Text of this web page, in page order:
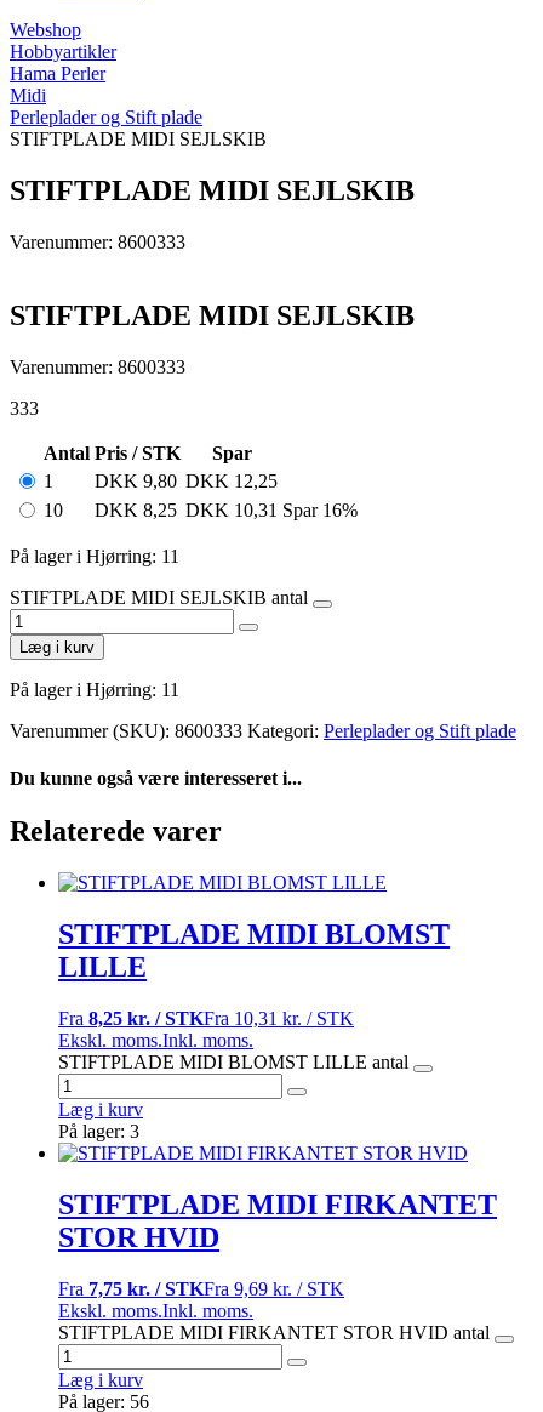
Webshop
Hobbyartikler
Hama Perler
Midi
Perleplader og Stift plade
STIFTPLADE MIDI SEJLSKIB
STIFTPLADE MIDI SEJLSKIB
Varenummer: 8600333
STIFTPLADE MIDI SEJLSKIB
Varenummer: 8600333
333
Antal Pris / STK
Spar
1
DKK 9,80 DKK 12,25
10
DKK 8,25 DKK 10,31 Spar 16%
På lager i Hjørring: 11
STIFTPLADE MIDI SEJLSKIB antal
Læg i kurv
På lager i Hjørring: 11
Varenummer (SKU): 8600333 Kategori: Perleplader og Stift plade
Du kunne også være interesseret i...
Relaterede varer
STIFTPLADE MIDI BLOMST
LILLE
Fra 8,25 kr. / STKFra 10,31 kr. / STK
Ekskl. moms.Inkl. moms.
STIFTPLADE MIDI BLOMST LILLE antal
Læg i kurv
På lager: 3
STIFTPLADE MIDI FIRKANTET
STOR HVID
Fra 7,75 kr. / STKFra 9,69 kr. / STK
Ekskl. moms.Inkl. moms.
STIFTPLADE MIDI FIRKANTET STOR HVID antal
Læg i kurv
På lager: 56